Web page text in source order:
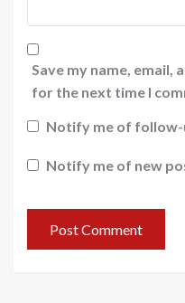
Save my name, email,
for the next time I
Notify me of follow-
Notify me of new